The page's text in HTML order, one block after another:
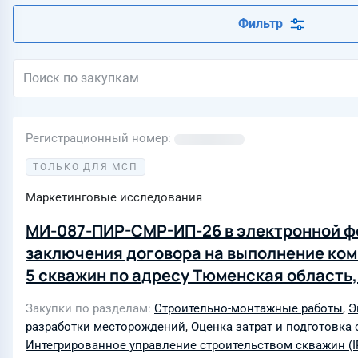
Фильтр
Регистрационный номер
ТОЛЬКО ДЛЯ МСП
Маркетинговые исследования
МИ-087-ПИР-СМР-ИП-26 в электронной
заключения договора на выполнение
5 скважин по адресу Тюменская
образование, село Мальково, улица
объектов водоснабжения выведенных
ООО «Тюмень Водоканал»
Закупки по разделам Строительно-монтажные работы,
разработки месторождений, Оценка затрат и подготовка
Интегрированное управление строительством скважин